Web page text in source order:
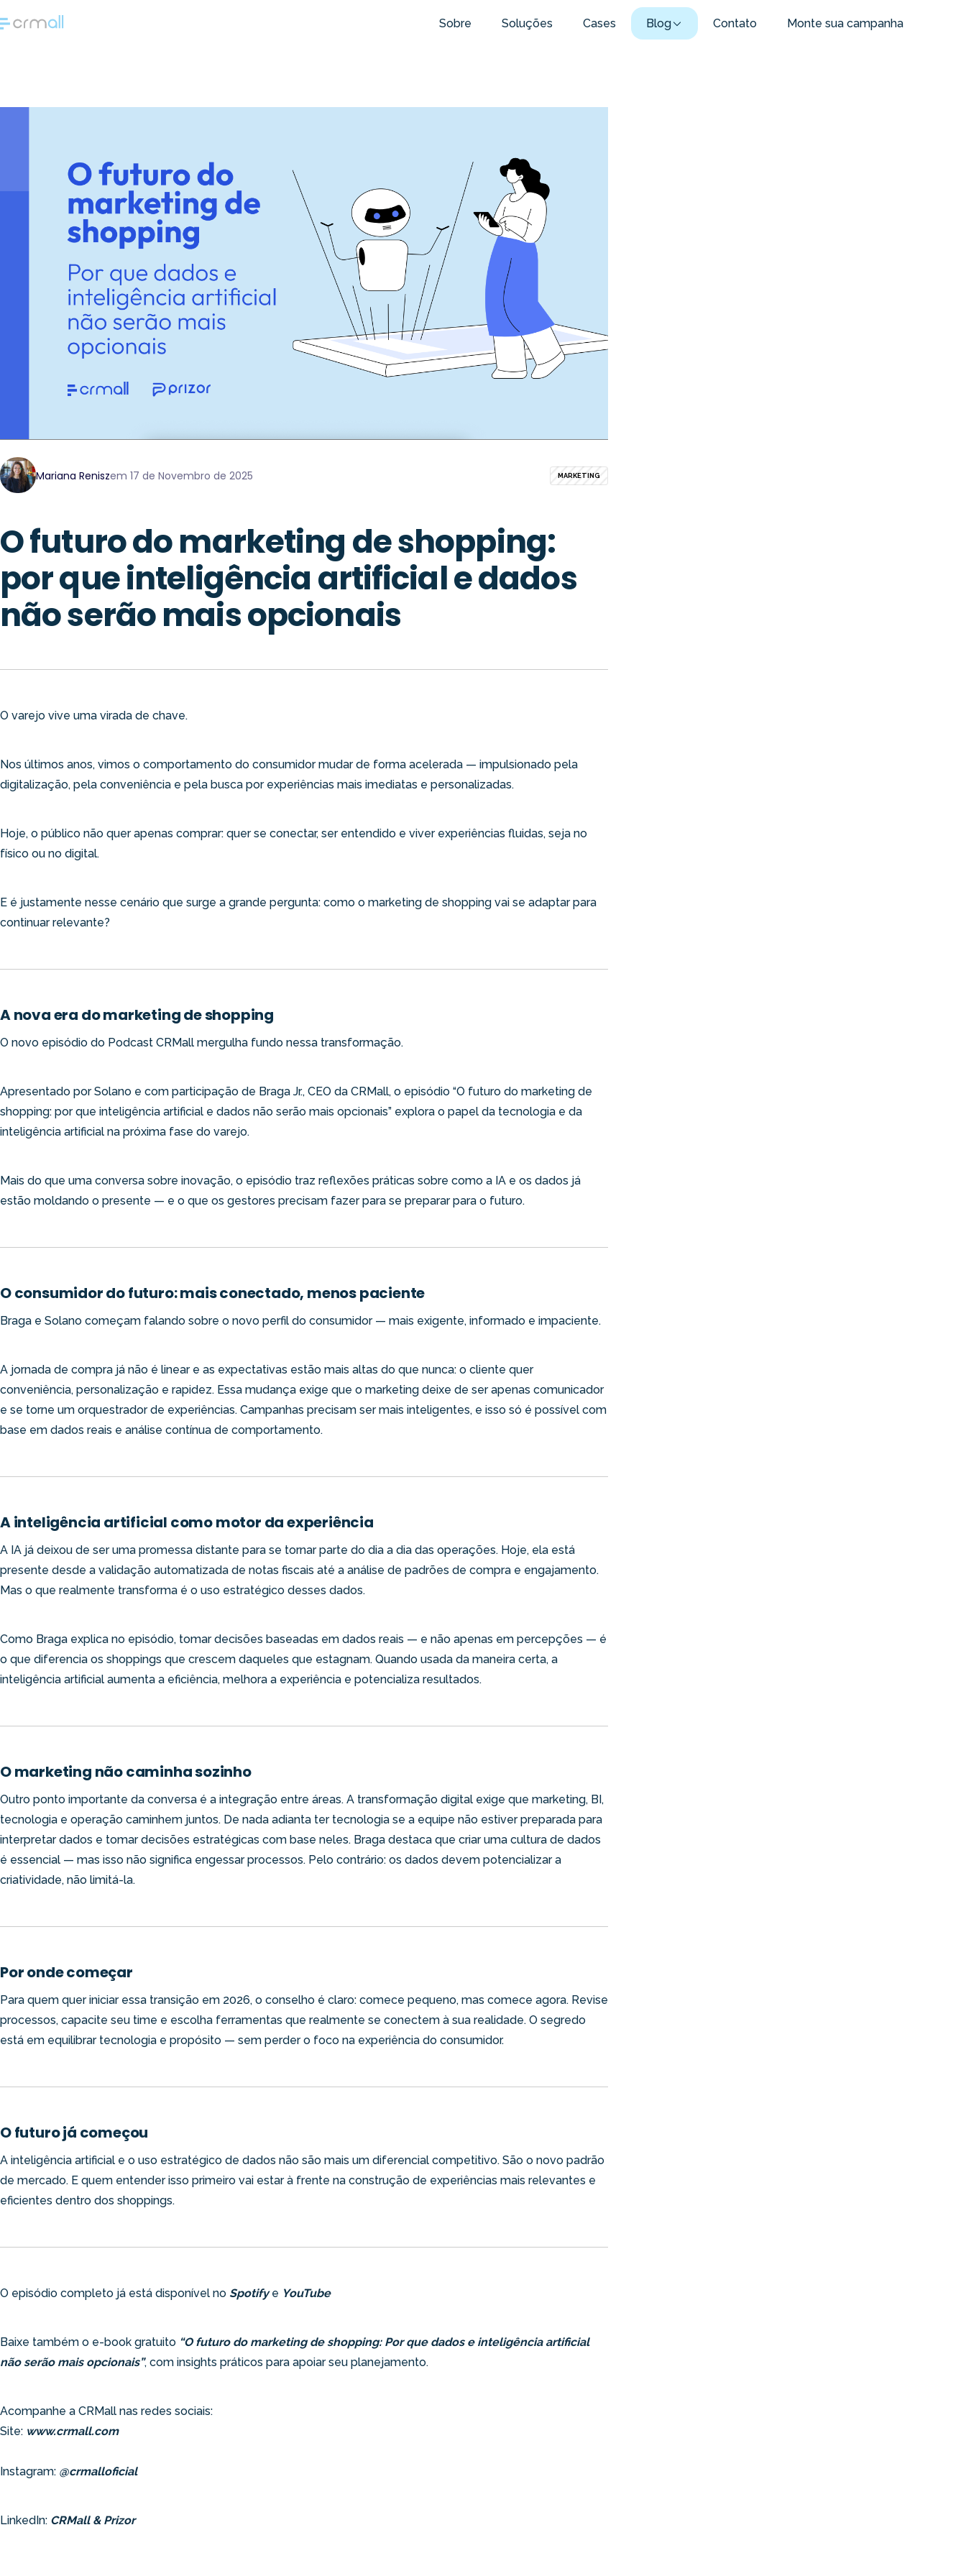
Sobre Soluções Cases Blog Contato Monte sua campanha
Mariana Reniszem 17 de Novembro de 2025 MARKETING
O futuro do marketing de shopping:
por que inteligência artificial e dados
não serão mais opcionais
O varejo vive uma virada de chave.
Nos últimos anos, vimos o comportamento do consumidor mudar de forma acelerada — impulsionado pela
digitalização, pela conveniência e pela busca por experiências mais imediatas e personalizadas.
Hoje, o público não quer apenas comprar: quer se conectar, ser entendido e viver experiências fluidas, seja no
físico ou no digital.
E é justamente nesse cenário que surge a grande pergunta: como o marketing de shopping vai se adaptar para
continuar relevante?
A nova era do marketing de shopping
O novo episódio do Podcast CRMall mergulha fundo nessa transformação.
Apresentado por Solano e com participação de Braga Jr., CEO da CRMall, o episódio “O futuro do marketing de
shopping: por que inteligência artificial e dados não serão mais opcionais” explora o papel da tecnologia e da
inteligência artificial na próxima fase do varejo.
Mais do que uma conversa sobre inovação, o episódio traz reflexões práticas sobre como a IA e os dados já
estão moldando o presente — e o que os gestores precisam fazer para se preparar para o futuro.
O consumidor do futuro: mais conectado, menos paciente
Braga e Solano começam falando sobre o novo perfil do consumidor — mais exigente, informado e impaciente.
A jornada de compra já não é linear e as expectativas estão mais altas do que nunca: o cliente quer
conveniência, personalização e rapidez. Essa mudança exige que o marketing deixe de ser apenas comunicador
e se torne um orquestrador de experiências. Campanhas precisam ser mais inteligentes, e isso só é possível com
base em dados reais e análise contínua de comportamento.
A inteligência artificial como motor da experiência
A IA já deixou de ser uma promessa distante para se tornar parte do dia a dia das operações. Hoje, ela está
presente desde a validação automatizada de notas fiscais até a análise de padrões de compra e engajamento.
Mas o que realmente transforma é o uso estratégico desses dados.
Como Braga explica no episódio, tomar decisões baseadas em dados reais — e não apenas em percepções — é
o que diferencia os shoppings que crescem daqueles que estagnam. Quando usada da maneira certa, a
inteligência artificial aumenta a eficiência, melhora a experiência e potencializa resultados.
O marketing não caminha sozinho
Outro ponto importante da conversa é a integração entre áreas. A transformação digital exige que marketing, BI,
tecnologia e operação caminhem juntos. De nada adianta ter tecnologia se a equipe não estiver preparada para
interpretar dados e tomar decisões estratégicas com base neles. Braga destaca que criar uma cultura de dados
é essencial — mas isso não significa engessar processos. Pelo contrário: os dados devem potencializar a
criatividade, não limitá-la.
Por onde começar
Para quem quer iniciar essa transição em 2026, o conselho é claro: comece pequeno, mas comece agora. Revise
processos, capacite seu time e escolha ferramentas que realmente se conectem à sua realidade. O segredo
está em equilibrar tecnologia e propósito — sem perder o foco na experiência do consumidor.
O futuro já começou
A inteligência artificial e o uso estratégico de dados não são mais um diferencial competitivo. São o novo padrão
de mercado. E quem entender isso primeiro vai estar à frente na construção de experiências mais relevantes e
eficientes dentro dos shoppings.
O episódio completo já está disponível no Spotifye YouTube
Baixe também o e-book gratuito “O futuro do marketing de shopping: Por que dados e inteligência artificial
não serão mais opcionais”, com insights práticos para apoiar seu planejamento.
Acompanhe a CRMall nas redes sociais:
Site: www.crmall.com
Instagram: @crmalloficial
LinkedIn: CRMall & Prizor